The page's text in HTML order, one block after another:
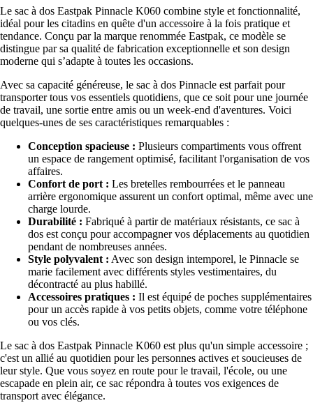
Le sac à dos Eastpak Pinnacle K060 combine style et fonctionnalité,
idéal pour les citadins en quête d'un accessoire à la fois pratique et
tendance. Conçu par la marque renommée Eastpak, ce modèle se
distingue par sa qualité de fabrication exceptionnelle et son design
moderne qui s’adapte à toutes les occasions.
Avec sa capacité généreuse, le sac à dos Pinnacle est parfait pour
transporter tous vos essentiels quotidiens, que ce soit pour une journée
de travail, une sortie entre amis ou un week-end d'aventures. Voici
quelques-unes de ses caractéristiques remarquables :
Conception spacieuse : Plusieurs compartiments vous offrent
un espace de rangement optimisé, facilitant l'organisation de vos
affaires.
Confort de port : Les bretelles rembourrées et le panneau
arrière ergonomique assurent un confort optimal, même avec une
charge lourde.
Durabilité : Fabriqué à partir de matériaux résistants, ce sac à
dos est conçu pour accompagner vos déplacements au quotidien
pendant de nombreuses années.
Style polyvalent : Avec son design intemporel, le Pinnacle se
marie facilement avec différents styles vestimentaires, du
décontracté au plus habillé.
Accessoires pratiques : Il est équipé de poches supplémentaires
pour un accès rapide à vos petits objets, comme votre téléphone
ou vos clés.
Le sac à dos Eastpak Pinnacle K060 est plus qu'un simple accessoire ;
c'est un allié au quotidien pour les personnes actives et soucieuses de
leur style. Que vous soyez en route pour le travail, l'école, ou une
escapade en plein air, ce sac répondra à toutes vos exigences de
transport avec élégance.